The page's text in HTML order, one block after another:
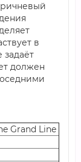
в
должен
Grand Line